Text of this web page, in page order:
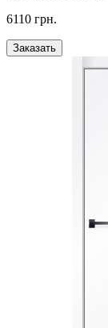
6110 грн.
Заказать